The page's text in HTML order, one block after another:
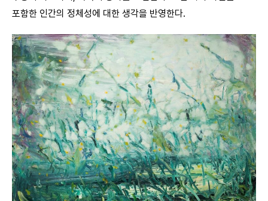
포함한 인간의 정체성에 대한 생각을 반영한다.